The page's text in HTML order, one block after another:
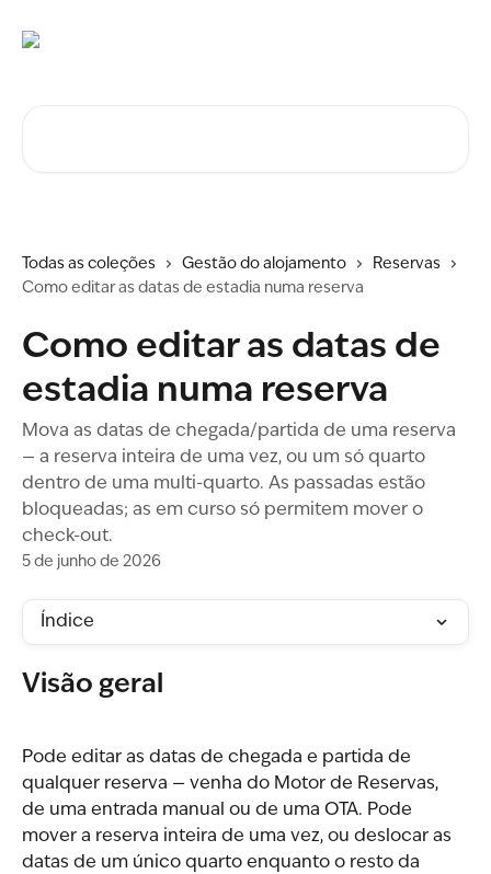
Todas as coleções Gestão do alojamento
Reservas
Como editar as datas de estadia numa reserva
Como editar as datas de
estadia numa reserva
Mova as datas de chegada/partida de uma reserva
— a reserva inteira de uma vez, ou um só quarto
dentro de uma multi-quarto. As passadas estão
bloqueadas; as em curso só permitem mover o
check-out.
5 de junho de 2026
Índice
Visão geral
Pode editar as datas de chegada e partida de
qualquer reserva — venha do Motor de Reservas,
de uma entrada manual ou de uma OTA. Pode
mover a reserva inteira de uma vez, ou deslocar as
datas de um único quarto enquanto o resto da